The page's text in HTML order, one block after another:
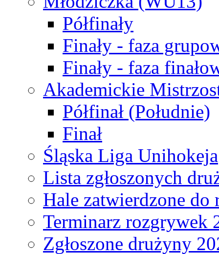
Półfinały
Finały - faza
Finały - faza
Akademickie
Półfinał (Południe)
Finał
Śląska Liga Unihokeja
Lista zgłoszonych
Hale zatwierdzone do
Terminarz rozgrywek
Zgłoszone drużyny